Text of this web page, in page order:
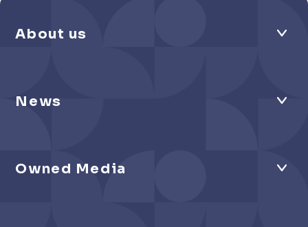
About us
News
Owned Media